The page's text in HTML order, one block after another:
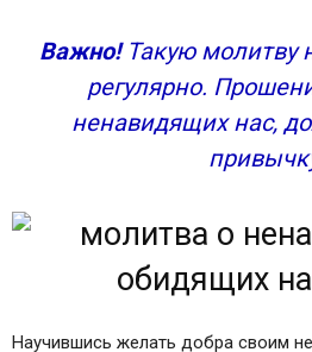
Важно! Такую молитву
регулярно.
ненавидящих нас,
Научившись желать добра своим